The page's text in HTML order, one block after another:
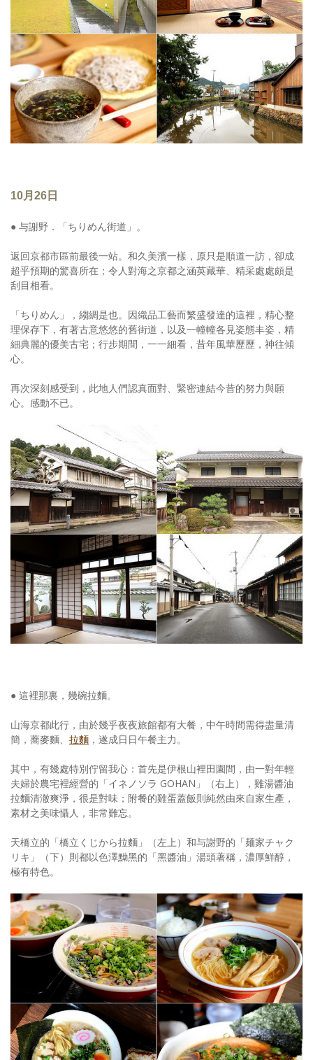
10月26日
● 与謝野．「ちりめん街道」。
返回京都市區前最後一站。和久美濱一樣，原只是順道一訪，卻成
超乎預期的驚喜所在；令人對海之京都之涵英藏華、精采處處頗是
刮目相看。
「ちりめん」，縐綢是也。因織品工藝而繁盛發達的這裡，精心整
理保存下，有著古意悠悠的舊街道，以及一幢幢各見姿態丰姿，精
細典麗的優美古宅；行步期間，一一細看，昔年風華歷歷，神往傾
心。
再次深刻感受到，此地人們認真面對、緊密連結今昔的努力與願
心。感動不已。
● 這裡那裏，幾碗拉麵。
山海京都此行，由於幾乎夜夜旅館都有大餐，中午時間需得盡量清
簡，蕎麥麵、 拉麵 ，遂成日日午餐主力。
其中，有幾處特別佇留我心：首先是伊根山裡田園間，由一對年輕
夫婦於農宅裡經營的「イネノソラ GOHAN」（右上），雞湯醬油
拉麵清澈爽淨，很是對味；附餐的雞蛋蓋飯則純然由來自家生產，
素材之美味懾人，非常難忘。
天橋立的「橋立くじから拉麵」（左上）和与謝野的「麺家チャク
リキ」（下）則都以色澤黝黑的「黑醬油」湯頭著稱，濃厚鮮醇，
極有特色。